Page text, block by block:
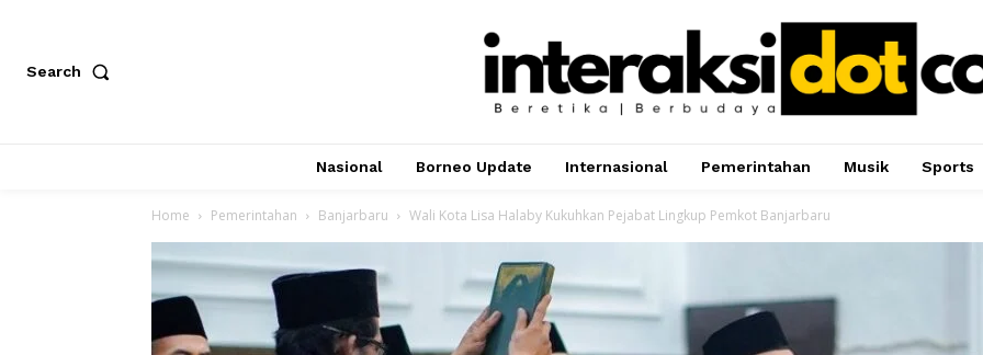
Search
Nasional Borneo Update Internasional Pemerintahan Musik Sports
Home Pemerintahan Banjarbaru Wali Kota Lisa Halaby Kukuhkan Pejabat Lingkup Pemkot Banjarbaru